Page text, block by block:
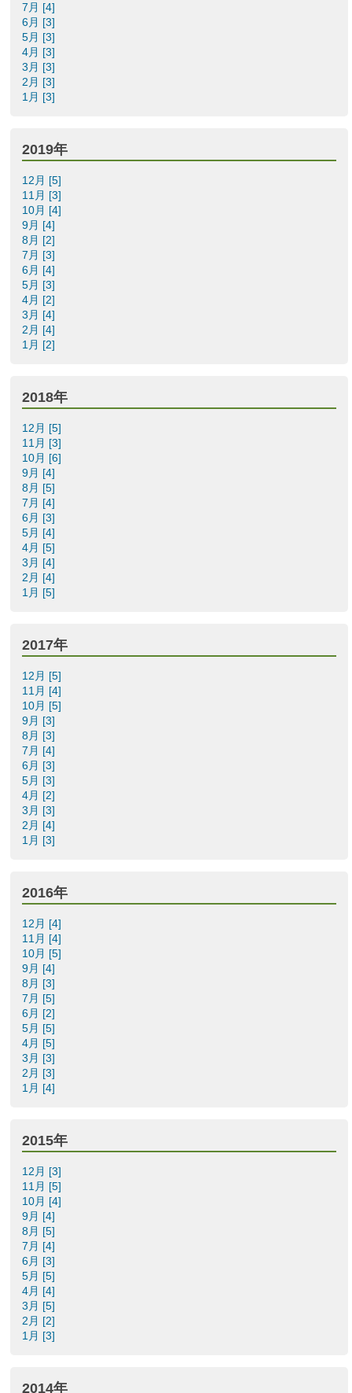
7月 [4]
6月 [3]
5月 [3]
4月 [3]
3月 [3]
2月 [3]
1月 [3]
2019年
12月 [5]
11月 [3]
10月 [4]
9月 [4]
8月 [2]
7月 [3]
6月 [4]
5月 [3]
4月 [2]
3月 [4]
2月 [4]
1月 [2]
2018年
12月 [5]
11月 [3]
10月 [6]
9月 [4]
8月 [5]
7月 [4]
6月 [3]
5月 [4]
4月 [5]
3月 [4]
2月 [4]
1月 [5]
2017年
12月 [5]
11月 [4]
10月 [5]
9月 [3]
8月 [3]
7月 [4]
6月 [3]
5月 [3]
4月 [2]
3月 [3]
2月 [4]
1月 [3]
2016年
12月 [4]
11月 [4]
10月 [5]
9月 [4]
8月 [3]
7月 [5]
6月 [2]
5月 [5]
4月 [5]
3月 [3]
2月 [3]
1月 [4]
2015年
12月 [3]
11月 [5]
10月 [4]
9月 [4]
8月 [5]
7月 [4]
6月 [3]
5月 [5]
4月 [4]
3月 [5]
2月 [2]
1月 [3]
2014年